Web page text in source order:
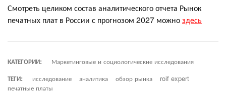
Смотреть целиком состав аналитического отчета Рынок
печатных плат в России с прогнозом 2027 можноздесь
КАТЕГОРИИ:
Маркетинговые и социологические исследования
ТЕГИ:
исследование аналитика обзор рынка
roif expert
печатные платы